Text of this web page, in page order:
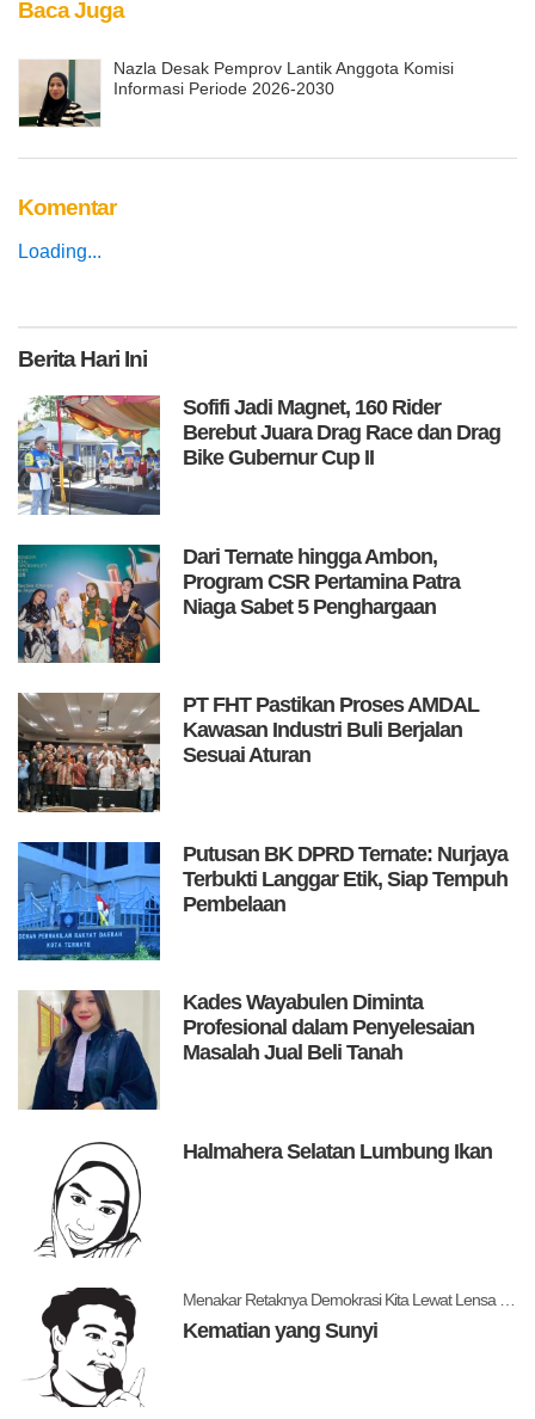
Baca Juga
Nazla Desak Pemprov Lantik Anggota Komisi
Informasi Periode 2026-2030
Komentar
Loading...
BeritaHari Ini
Sofifi Jadi Magnet, 160 Rider
Berebut Juara Drag Race dan Drag
Bike Gubernur Cup II
Dari Ternate hingga Ambon,
Program CSR Pertamina Patra
Niaga Sabet 5 Penghargaan
PT FHT Pastikan Proses AMDAL
Kawasan Industri Buli Berjalan
Sesuai Aturan
Putusan BK DPRD Ternate: Nurjaya
Terbukti Langgar Etik, Siap Tempuh
Pembelaan
Kades Wayabulen Diminta
Profesional dalam Penyelesaian
Masalah Jual Beli Tanah
Halmahera Selatan Lumbung Ikan
Kematian yang Sunyi